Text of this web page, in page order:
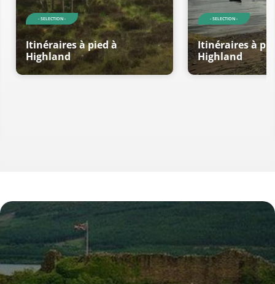
- SELECTION -
Itinéraires à pied à
Highland
- SELECTION -
Itinéraires à
Highland